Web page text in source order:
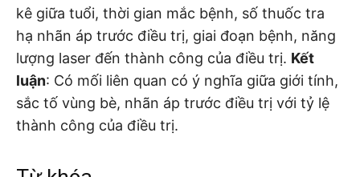
kê giữa tuổi, thời gian mắc bệnh, số thuốc tra
hạ nhãn áp trước điều trị, giai đoạn bệnh, năng
lượng laser đến thành công của điều trị. Kết
luận: Có mối liên quan có ý nghĩa giữa giới tính,
sắc tố vùng bè, nhãn áp trước điều trị với tỷ lệ
thành công của điều trị.